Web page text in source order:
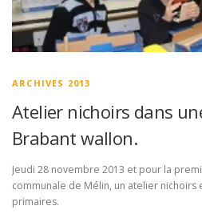
ARCHIVES 2013
Atelier nichoirs dans
Brabant wallon.
Jeudi 28 novembre 2013 et pour la
communale de Mélin, un atelier nichoirs
primaires.